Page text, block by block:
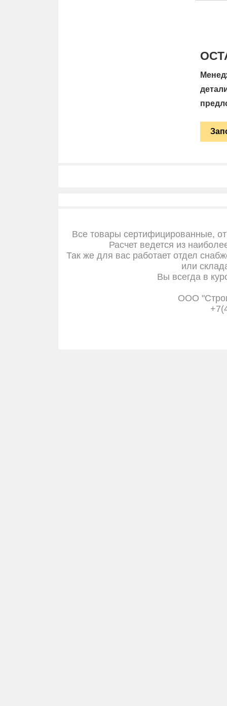
Все товары сертифицированные,
Расчет ведется из
Так же для вас работает отдел
или
Вы всегда в
ООО